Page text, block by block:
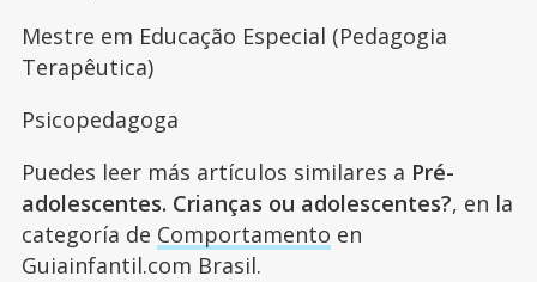
Mestre em Educação Especial (Pedagogia
Terapêutica)
Psicopedagoga
Puedes leer más artículos similares a Pré-
adolescentes. Crianças ou adolescentes?, en la
categoría de Comportamento en
Guiainfantil.com Brasil.